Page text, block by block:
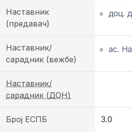
Наставник
(предавач)
доц.
Наставник/
сарадник (вежбе)
ас.
Наставник/
сарадник (ДОН)
Број ЕСПБ 3.0